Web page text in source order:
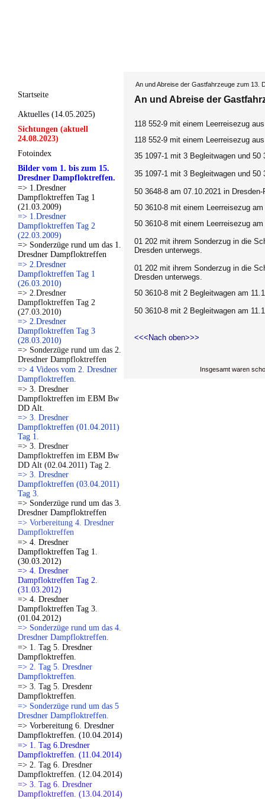
Startseite
Aktuelles (14.05.2025)
Sichtungen (aktuell
24.08.2023)
Fotoindex
Bilder vom 1. bis zum 15.
Dresdner Dampfloktreffen.
=> 1.Dresdner
Dampfloktreffen Tag 1
(21.03.2009)
=> 1.Dresdner
Dampfloktreffen Tag 2
(22.03.2009)
=> Sonderzüge rund um das 1.
Dresdner Dampfloktreffen
=> 2.Dresdner
Dampfloktreffen Tag 1
(26.03.2010)
=> 2.Dresdner
Dampfloktreffen Tag 2
(27.03.2010)
=> 2.Dresdner
Dampfloktreffen Tag 3
(28.03.2010)
=> Sonderzüge rund um das 2.
Dresdner Dampfloktreffen
=> 4 Videos vom 2. Dresdner
Dampfloktreffen.
=> 3. Dresdner
Dampfloktreffen im EBM Bw
DD Alt.
=> 3. Dresdner
Dampfloktreffen (01.04.2011)
Tag 1.
=> 3. Dresdner
Dampfloktreffen im EBM Bw
DD Alt (02.04.2011) Tag 2.
=> 3. Dresdner
Dampfloktreffen (03.04.2011)
Tag 3.
=> Sonderzüge rund um das 3.
Dresdner Dampfloktreffen
=> Vorbereitung 4. Dresdner
Dampfloktreffen
=> 4. Dresdner
Dampfloktreffen Tag 1.
(30.03.2012)
=> 4. Dresdner
Dampfloktreffen Tag 2.
(31.03.2012)
=> 4. Dresdner
Dampfloktreffen Tag 3.
(01.04.2012)
=> Sonderzüge rund um das 4.
Dresdner Dampfloktreffen.
=> 1. Tag 5. Dresdner
Dampfloktreffen.
=> 2. Tag 5. Dresdner
Dampfloktreffen.
=> 3. Tag 5. Dresdenr
Dampfloktreffen.
=> Sonderzüge rund um das 5
Dresdner Dampfloktreffen.
=> Vorbereitung 6. Dresdner
Dampfloktreffen. (10.04.2014)
=> 1. Tag 6.Dresdner
Dampfloktreffen. (11.04.2014)
=> 2. Tag 6. Dresdner
Dampfloktreffen. (12.04.2014)
=> 3. Tag 6. Dresdner
Dampfloktreffen. (13.04.2014)
An und Abreise der Gastfahrzeuge zum 13.
An und Abreise der
118 552-9 mit einem Leerreisezug
118 552-9 mit einem Leerreisezug
35 1097-1 mit 3 Begleitwagen und 50
35 1097-1 mit 3 Begleitwagen und 50
50 3648-8 am 07.10.2021 in Dresden-
50 3610-8 mit einem Leerreisezug
50 3610-8 mit einem Leerreisezug
01 202 mit ihrem Sonderzug in die
Dresden unterwegs.
01 202 mit ihrem Sonderzug in die
Dresden unterwegs.
50 3610-8 mit 2 Begleitwagen am
50 3610-8 mit 2 Begleitwagen am
<<<Nach oben>>>
Insgesamt waren